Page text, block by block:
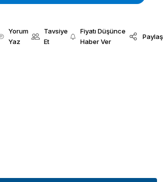
Yorum
Yaz
Tavsiye
Et
Fiyatı Düşünce
Haber Ver
Paylaş